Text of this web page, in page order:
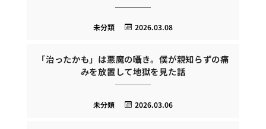
2026.03.08
未分類
「治ったかも」は悪魔の囁き。僕が親知らずの痛
みを放置して地獄を見た話
2026.03.06
未分類